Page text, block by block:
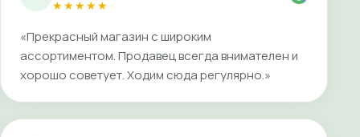
★★★★★
«Прекрасный магазин с широким
ассортиментом. Продавец всегда внимателен и
хорошо советует. Ходим сюда регулярно.»